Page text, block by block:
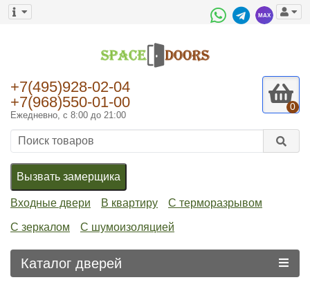
+7(495)928-02-04
+7(968)550-01-00
Ежедневно, с 8:00 до 21:00
0
Вызвать замерщика
Входные двери В квартиру С терморазрывом
С зеркалом С шумоизоляцией
Каталог дверей